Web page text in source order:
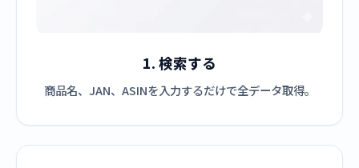
1. 検索する
商品名、JAN、ASINを入力するだけで全データ取得。